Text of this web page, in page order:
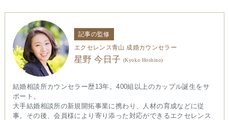
記事の監修
エクセレンス青山 成婚カウンセラー
星野 今日子 (Kyoko Hoshino)
結婚相談所カウンセラー歴13年。400組以上のカップル誕生をサ
ポート。
大手結婚相談所の新規開拓事業に携わり、人材の育成などに従
事。その後、会員様により寄り添った対応ができるエクセレンス